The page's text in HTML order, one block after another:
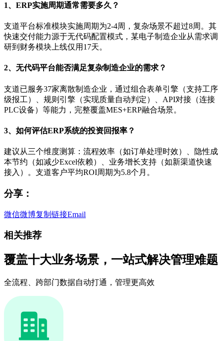
1、ERP实施周期通常需要多久？
支道平台标准模块实施周期为2-4周，复杂场景不超过8周。其
快速交付能力源于无代码配置模式，某电子制造企业从需求调
研到财务模块上线仅用17天。
2、无代码平台能否满足复杂制造企业的需求？
支道已服务37家离散制造企业，通过组合表单引擎（支持工序
级报工）、规则引擎（实现质量自动判定）、API对接（连接
PLC设备）等能力，完整覆盖MES+ERP融合场景。
3、如何评估ERP系统的投资回报率？
建议从三个维度测算：流程效率（如订单处理时效）、隐性成
本节约（如减少Excel依赖）、业务增长支持（如新渠道快速
接入）。支道客户平均ROI周期为5.8个月。
分享：
微信微博复制链接Email
相关推荐
覆盖十大业务场景，一站式解决管理难题
全流程、跨部门数据自动打通，管理更高效